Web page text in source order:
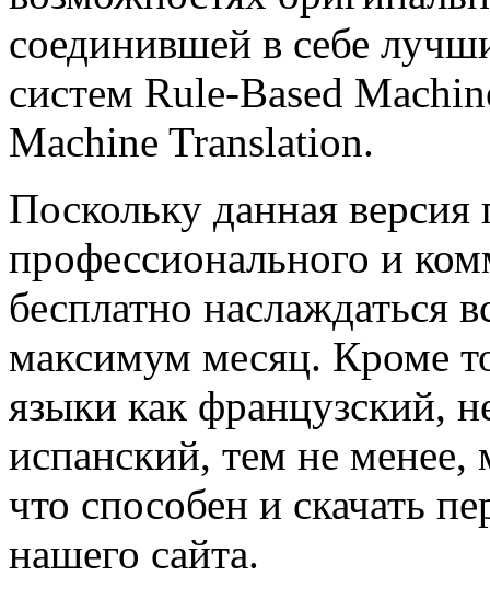
соединившей в себе
систем Rule-Вased
Machine Translation.
Поскольку данная версия
профессионального и
бесплатно наслаждаться
максимум месяц. Кроме
языки как французский,
испанский, тем не
что способен и скачать
нашего сайта.